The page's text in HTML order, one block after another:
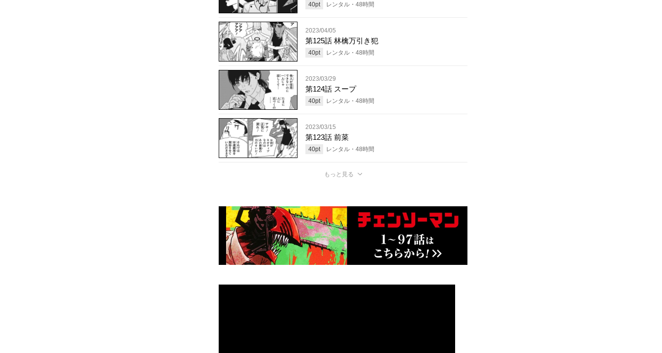
40pt レンタル・ 48時間
2023/04/05
第125話 林檎万引き犯
40pt レンタル・ 48時間
2023/03/29
第124話 スープ
40pt レンタル・ 48時間
2023/03/15
第123話 前菜
40pt レンタル・ 48時間
もっと見る